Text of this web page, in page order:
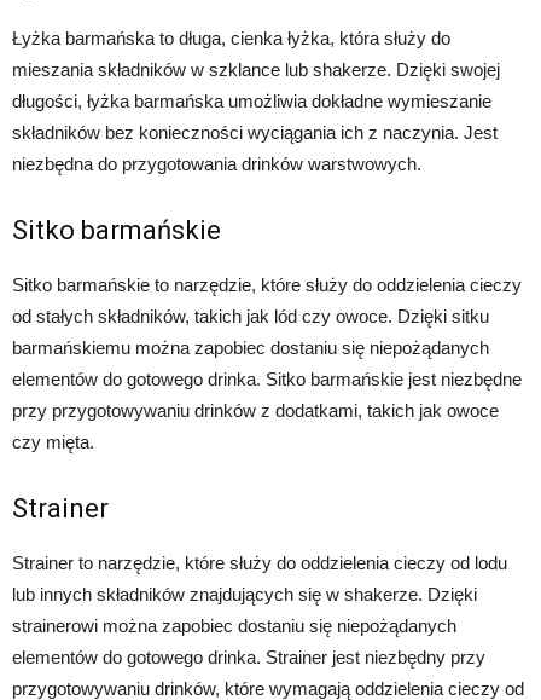
Łyżka barmańska to długa, cienka łyżka, która służy do
mieszania składników w szklance lub shakerze. Dzięki swojej
długości, łyżka barmańska umożliwia dokładne wymieszanie
składników bez konieczności wyciągania ich z naczynia. Jest
niezbędna do przygotowania drinków warstwowych.
Sitko barmańskie
Sitko barmańskie to narzędzie, które służy do oddzielenia cieczy
od stałych składników, takich jak lód czy owoce. Dzięki sitku
barmańskiemu można zapobiec dostaniu się niepożądanych
elementów do gotowego drinka. Sitko barmańskie jest niezbędne
przy przygotowywaniu drinków z dodatkami, takich jak owoce
czy mięta.
Strainer
Strainer to narzędzie, które służy do oddzielenia cieczy od lodu
lub innych składników znajdujących się w shakerze. Dzięki
strainerowi można zapobiec dostaniu się niepożądanych
elementów do gotowego drinka. Strainer jest niezbędny przy
przygotowywaniu drinków, które wymagają oddzielenia cieczy od